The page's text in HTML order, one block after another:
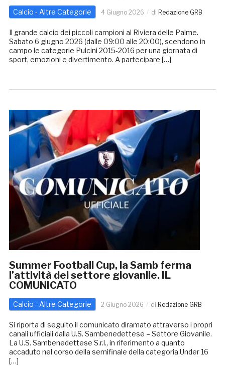
Calcio - Altre Categorie 4 Giugno 2026 di Redazione GRB
Il grande calcio dei piccoli campioni al Riviera delle Palme.
Sabato 6 giugno 2026 (dalle 09:00 alle 20:00), scendono in
campo le categorie Pulcini 2015-2016 per una giornata di
sport, emozioni e divertimento. A partecipare […]
Summer Football Cup, la Samb ferma
l’attività del settore giovanile. IL
COMUNICATO
Calcio - Altre Categorie 2 Giugno 2026 di Redazione GRB
Si riporta di seguito il comunicato diramato attraverso i propri
canali ufficiali dalla U.S. Sambenedettese – Settore Giovanile.
La U.S. Sambenedettese S.r.l., in riferimento a quanto
accaduto nel corso della semifinale della categoria Under 16
[…]